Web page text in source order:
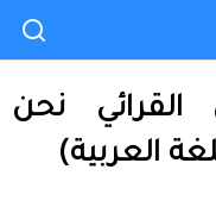
نحن
العربية)